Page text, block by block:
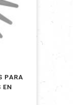
PARA
EN